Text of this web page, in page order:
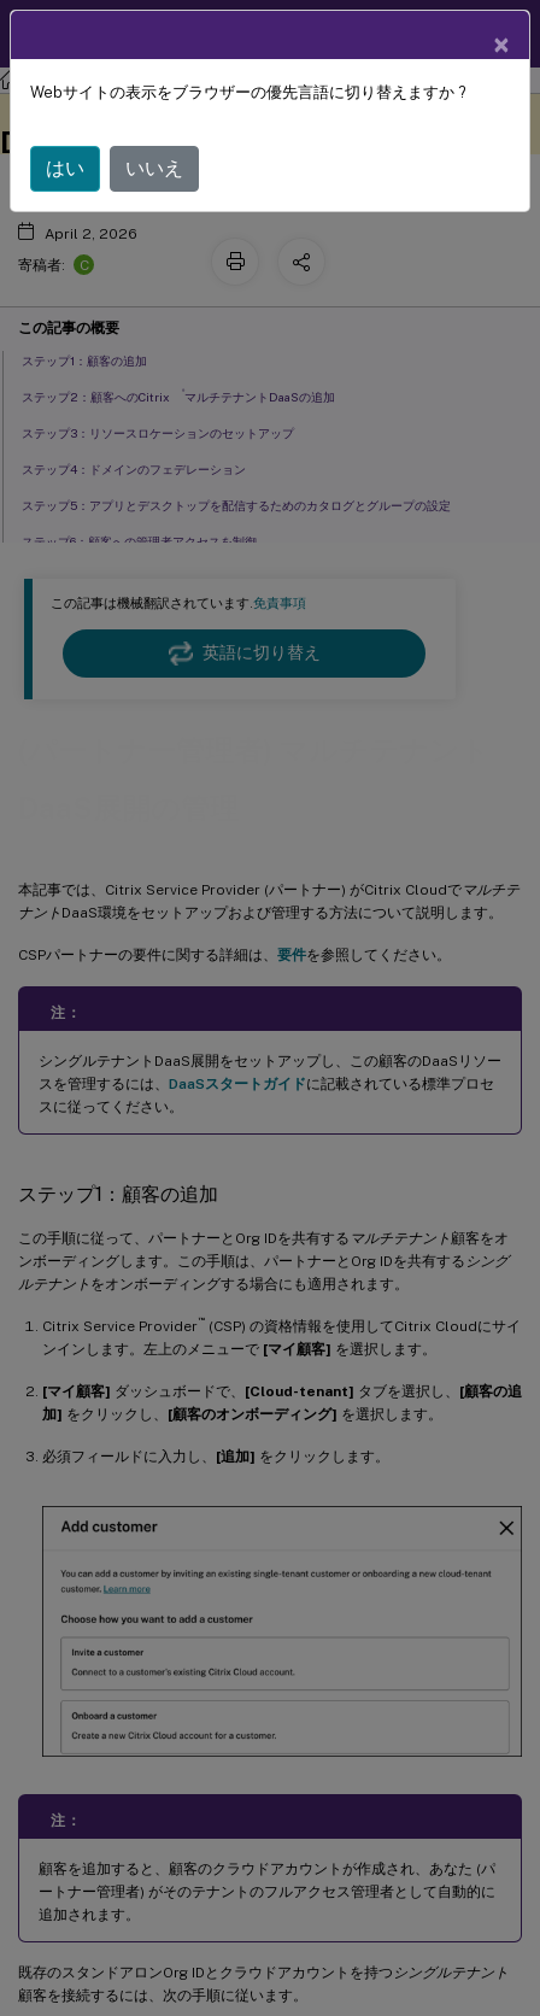
Citrix DaaS
この記事は機械翻訳されています.免責事項
英語に切り替え
本記事では、Citrix Service Provider (パートナー) がCitrix Cloudでマルチテ
ナント DaaS環境をセットアップおよび管理する方法について説明します。
CSPパートナーの要件に関する詳細は、 要件を参照してください。
注：
シングルテナントDaaS展開をセットアップし、この顧客のDaaSリソー
スを管理するには、 DaaSスタートガイドに記載されている標準プロセ
スに従ってください。
ステップ1：顧客の追加
この手順に従って、パートナーとOrg IDを共有する マルチテナント 顧客をオ
ンボーディングします。この手順は、パートナーとOrg IDを共有する シング
ルテナント をオンボーディングする場合にも適用されます。
Citrix Service Provider™
(CSP) の資格情報を使用してCitrix Cloudにサイ
ンインします。左上のメニューで [マイ顧客] を選択します。
[マイ顧客] ダッシュボードで、 [Cloud-tenant] タブを選択し、 [顧客の追
加] をクリックし、 [顧客のオンボーディング] を選択します。
必須フィールドに入力し、 [追加] をクリックします。
注：
顧客を追加すると、顧客のクラウドアカウントが作成され、あなた (パ
ートナー管理者) がそのテナントのフルアクセス管理者として自動的に
追加されます。
既存のスタンドアロンOrg IDとクラウドアカウントを持つ シングルテナント
顧客を接続するには、次の手順に従います。
(パートナー管理者) マルチテナント
DaaS展開の管理
April 2, 2026
寄稿者:
C
この記事の概要
ステップ1：顧客の追加
ステップ2：顧客へのCitrix ® マルチテナントDaaSの追加
ステップ3：リソースロケーションのセットアップ
ステップ4：ドメインのフェデレーション
ステップ5：アプリとデスクトップを配信するためのカタログとグループの設定
ステップ6：顧客への管理者アクセスを制御
手順 7: ワークスペースの構成
お客様のサービスの監視
お客様からDaaSサービスを削除
×
Webサイトの表示をブラウザーの優先言語に切り替えますか ?
はい いいえ